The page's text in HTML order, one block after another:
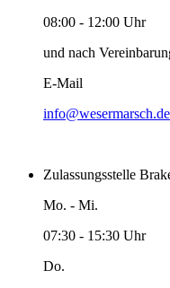
08:00 - 12:00 Uhr
und nach
E-Mail
info@wesermarsch.de
Zulassungsstelle
Mo. - Mi.
07:30 - 15:30 Uhr
Do.